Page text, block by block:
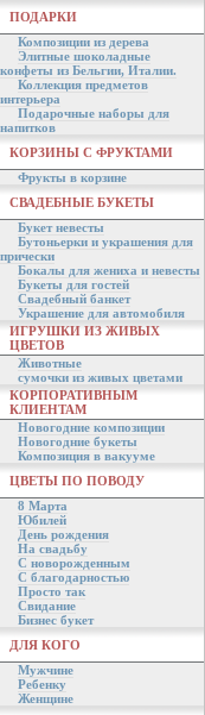
ПОДАРКИ
Композиции из дерева
Элитные шоколадные
конфеты из Бельгии, Италии.
Коллекция предметов
интерьера
Подарочные наборы для
напитков
КОРЗИНЫ С ФРУКТАМИ
Фрукты в корзине
СВАДЕБНЫЕ БУКЕТЫ
Букет невесты
Бутоньерки и украшения для
прически
Бокалы для жениха и невесты
Букеты для гостей
Свадебный банкет
Украшение для автомобиля
ИГРУШКИ ИЗ ЖИВЫХ
ЦВЕТОВ
Животные
сумочки из живых цветами
КОРПОРАТИВНЫМ
КЛИЕНТАМ
Новогодние композиции
Новогодние букеты
Композиция в вакууме
ЦВЕТЫ ПО ПОВОДУ
8 Марта
Юбилей
День рождения
На свадьбу
С новорожденным
С благодарностью
Просто так
Свидание
Бизнес букет
ДЛЯ КОГО
Мужчине
Ребенку
Женщине